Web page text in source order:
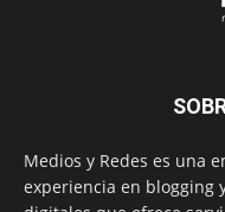
Medios y Redes es una
experiencia en blogging